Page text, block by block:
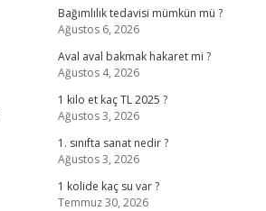
Bağımlılık tedavisi mümkün mü ?
Ağustos 6, 2026
Aval aval bakmak hakaret mi ?
Ağustos 4, 2026
1 kilo et kaç TL 2025 ?
Ağustos 3, 2026
1. sınıfta sanat nedir ?
Ağustos 3, 2026
1 kolide kaç su var ?
Temmuz 30, 2026